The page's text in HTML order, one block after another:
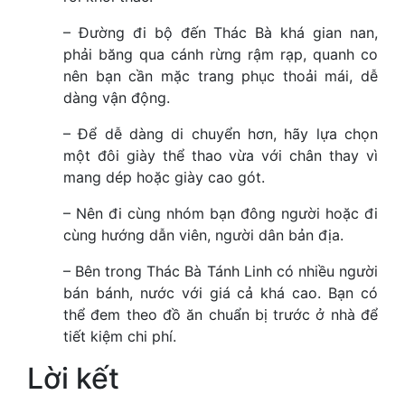
– Đường đi bộ đến Thác Bà khá gian nan,
phải băng qua cánh rừng rậm rạp, quanh co
nên bạn cần mặc trang phục thoải mái, dễ
dàng vận động.
– Để dễ dàng di chuyển hơn, hãy lựa chọn
một đôi giày thể thao vừa với chân thay vì
mang dép hoặc giày cao gót.
– Nên đi cùng nhóm bạn đông người hoặc đi
cùng hướng dẫn viên, người dân bản địa.
– Bên trong Thác Bà Tánh Linh có nhiều người
bán bánh, nước với giá cả khá cao. Bạn có
thể đem theo đồ ăn chuẩn bị trước ở nhà để
tiết kiệm chi phí.
Lời kết